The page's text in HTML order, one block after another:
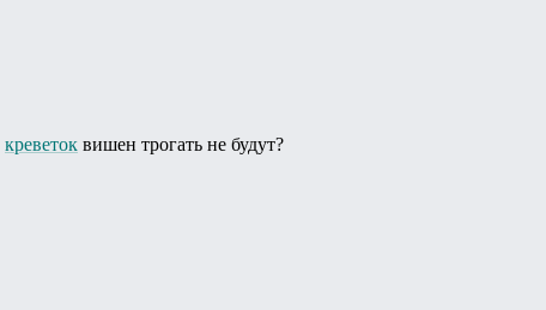
креветок вишен трогать не будут?